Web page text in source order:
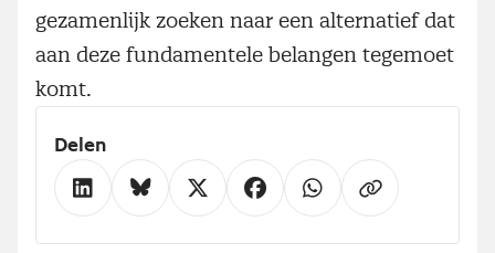
gezamenlijk zoeken naar een alternatief dat
aan deze fundamentele belangen tegemoet
komt.
Delen